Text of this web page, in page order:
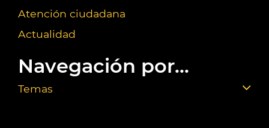
Atención ciudadana
Actualidad
Navegación por...
Temas